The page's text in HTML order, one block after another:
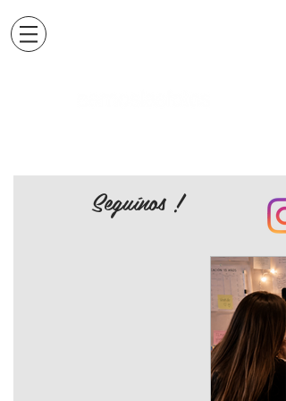
Seguínos !